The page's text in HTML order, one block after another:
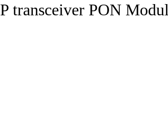
transceiver PON Modul